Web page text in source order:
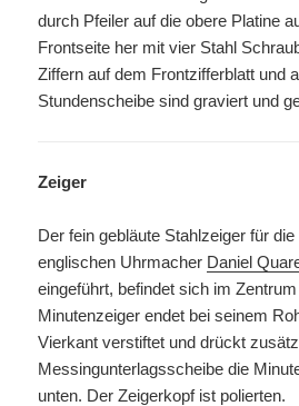
durch Pfeiler auf die obere Platine
Frontseite her mit vier Stahl
Ziffern auf dem Frontzifferblatt und
Stundenscheibe sind graviert und
Zeiger
Der fein gebläute Stahlzeiger für
englischen Uhrmacher Daniel
eingeführt, befindet sich im
Minutenzeiger endet bei seinem
Vierkant verstiftet und drückt
Messingunterlagsscheibe die
unten. Der Zeigerkopf ist polierten.